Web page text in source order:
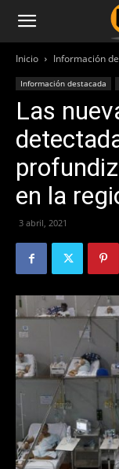
Inicio Información
Información destacada
Las
en la
3 abril, 2021